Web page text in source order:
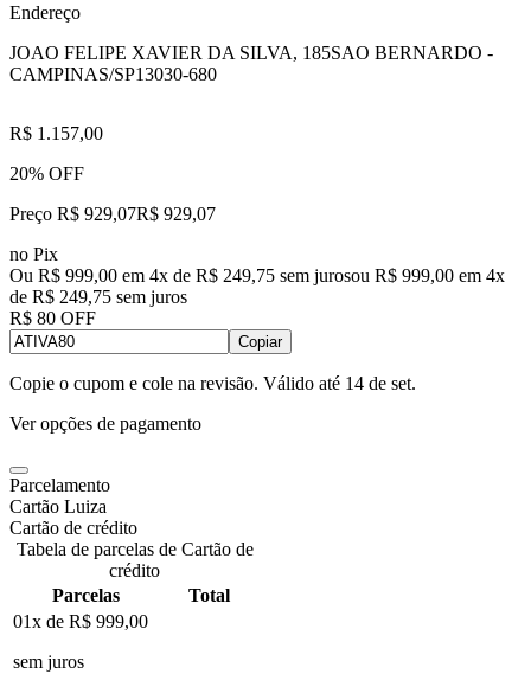
Endereço
JOAO FELIPE XAVIER DA SILVA, 185SAO BERNARDO -
CAMPINAS/SP13030-680
R$ 1.157,00
20% OFF
Preço R$ 929,07R$ 929,07
no Pix
Ou R$ 999,00 em 4x de R$ 249,75 sem jurosou R$ 999,00 em 4x
de R$ 249,75 sem juros
R$ 80 OFF
Copiar
Copie o cupom e cole na revisão. Válido até 14 de set.
Ver opções de pagamento
Parcelamento
Cartão Luiza
Cartão de crédito
Tabela de parcelas de Cartão de
crédito
Parcelas
Total
01x de R$ 999,00
sem juros